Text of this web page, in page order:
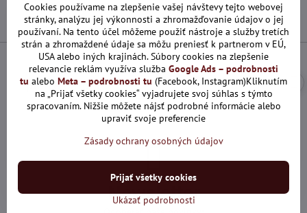
9:00 - 15:00 hod
Newsletter
Cookies používame na zlepšenie vašej návštevy tejto webovej
stránky, analýzu jej výkonnosti a zhromažďovanie údajov o jej
používaní. Na tento účel môžeme použiť nástroje a služby tretích
strán a zhromaždené údaje sa môžu preniesť k partnerom v EÚ,
USA alebo iných krajinách. Súbory cookies na zlepšenie
relevancie reklám využíva služba Google Ads – podrobnosti
tu alebo Meta – podrobnosti tu (Facebook, Instagram)Kliknutím
na „Prijať všetky cookies“ vyjadrujete svoj súhlas s týmto
spracovaním. Nižšie môžete nájsť podrobné informácie alebo
upraviť svoje preferencie
Zásady ochrany osobných údajov
Ukázať podrobnosti
Prijať všetky cookies